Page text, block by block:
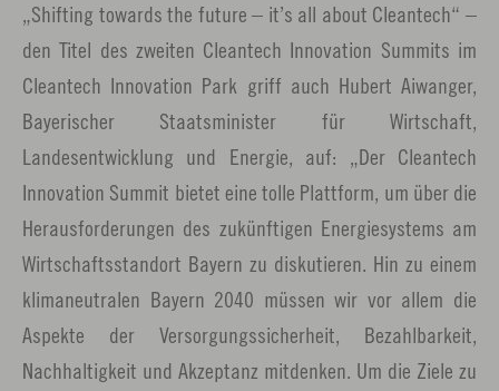
„Shifting towards the future – it’s all about Cleantech“ –
den Titel des zweiten Cleantech Innovation Summits im
Cleantech Innovation Park griff auch Hubert Aiwanger,
Bayerischer Staatsminister für Wirtschaft,
Landesentwicklung und Energie, auf: „Der Cleantech
Innovation Summit bietet eine tolle Plattform, um über die
Herausforderungen des zukünftigen Energiesystems am
Wirtschaftsstandort Bayern zu diskutieren. Hin zu einem
klimaneutralen Bayern 2040 müssen wir vor allem die
Aspekte der Versorgungssicherheit, Bezahlbarkeit,
Nachhaltigkeit und Akzeptanz mitdenken. Um die Ziele zu